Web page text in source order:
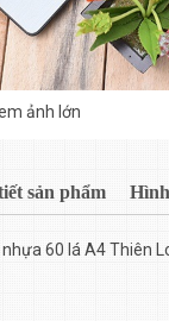
ảnh lớn
sản phẩm
nhựa 60 lá A4 Thiên